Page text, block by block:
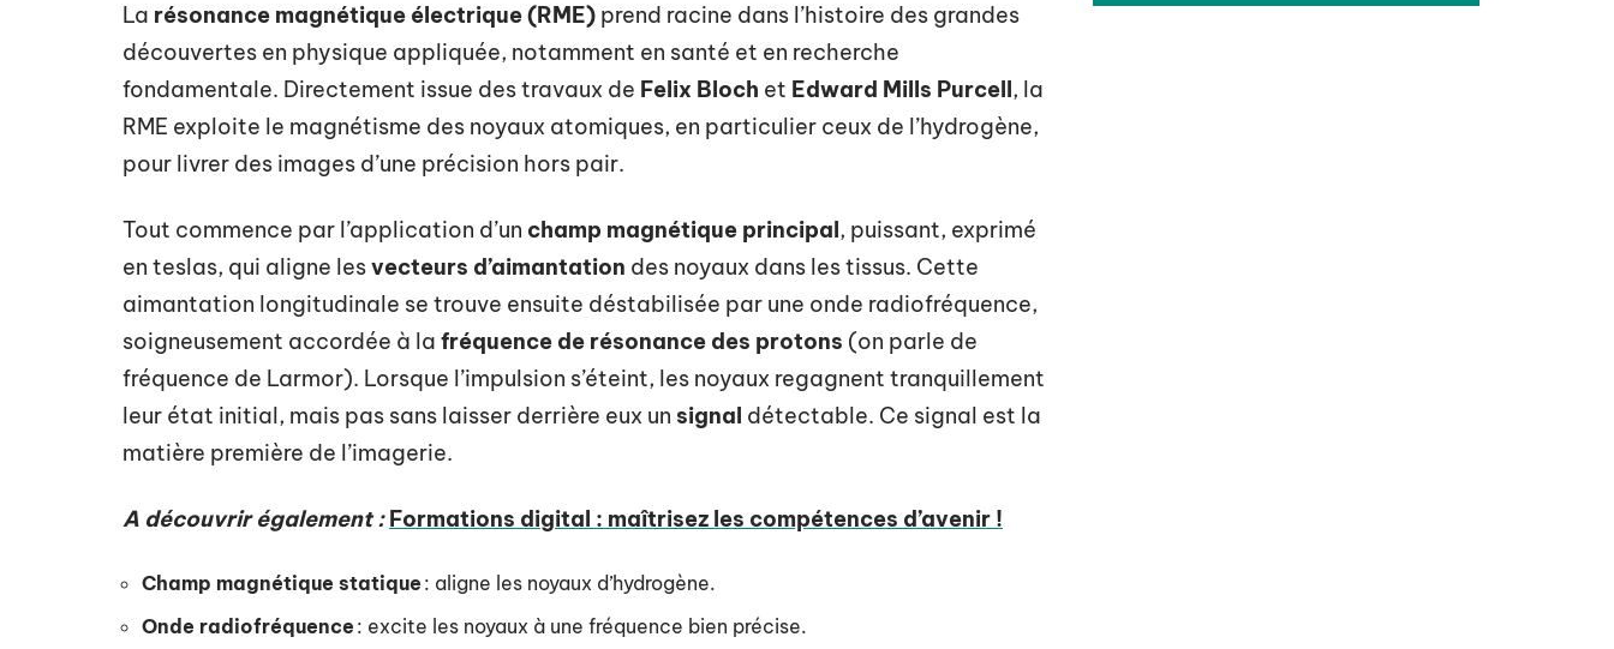
La résonance magnétique électrique (RME) prend racine dans l’histoire des grandes
découvertes en physique appliquée, notamment en santé et en recherche
fondamentale. Directement issue des travaux de Felix Bloch et Edward Mills Purcell, la
RME exploite le magnétisme des noyaux atomiques, en particulier ceux de l’hydrogène,
pour livrer des images d’une précision hors pair.
Tout commence par l’application d’un champ magnétique principal, puissant, exprimé
en teslas, qui aligne lesvecteurs d’aimantation des noyaux dans les tissus. Cette
aimantation longitudinale se trouve ensuite déstabilisée par une onde radiofréquence,
soigneusement accordée à la fréquence de résonance des protons (on parle de
fréquence de Larmor). Lorsque l’impulsion s’éteint, les noyaux regagnent tranquillement
leur état initial, mais pas sans laisser derrière eux un signal détectable. Ce signal est la
matière première de l’imagerie.
A découvrir également : Formations digital : maîtrisez les compétences d’avenir !
Champ magnétique statique : aligne les noyaux d’hydrogène.
Onde radiofréquence : excite les noyaux à une fréquence bien précise.